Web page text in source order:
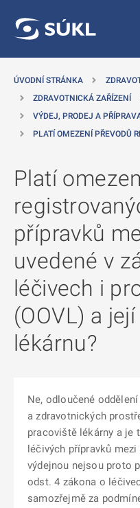
ÚVODNÍ STRÁNKA
ZDRAVOTNICKÁ ZAŘÍZENÍ
VÝDEJ, PRODEJ A
PLATÍ OMEZENÍ PŘEVODŮ
Platí
přípravků
uvedené v
léčivech i
(OOVL) a
lékárnu?
Ne, odloučené
a zdravotnických
pracoviště lékárny a je
léčivých přípravků
výdejnou nejsou proto
odst. 4 zákona o
samozřejmě za